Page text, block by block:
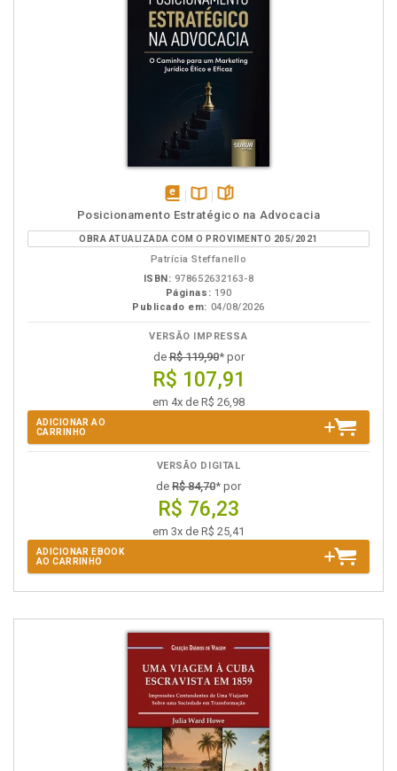
disponível
em
eBook
Disponível
na
B.V.
páginas
Posicionamento Estratégico na Advocacia
OBRA ATUALIZADA COM O PROVIMENTO 205/2021
Patrícia Steffanello
ISBN: 978652632163-8
Páginas: 190
Publicado em: 04/08/2026
VERSÃO IMPRESSA
deR$ 119,90* por
R$ 107,91
em 4x de R$ 26,98
ADICIONAR AO
CARRINHO
VERSÃO DIGITAL
de R$ 84,70* por
R$ 76,23
em 3x de R$ 25,41
ADICIONAR EBOOK
AO CARRINHO